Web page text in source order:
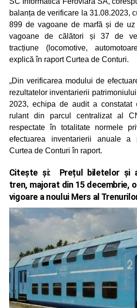
balanța de verificare la 31.08.2023,
899 de vagoane de marfă și de uz
vagoane de călători și 37 de
tracțiune (locomotive,
explică în raport Curtea de Conturi.
„Din verificarea modului de
rezultatelor inventarierii
2023, echipa de audit a constatat
rulant din parcul centralizat al
respectate în totalitate normele
efectuarea inventarierii anuale a
Curtea de Conturi în raport.
Citește și: Prețul biletelor și
tren, majorat din 15 decembrie,
vigoare a noului Mers al